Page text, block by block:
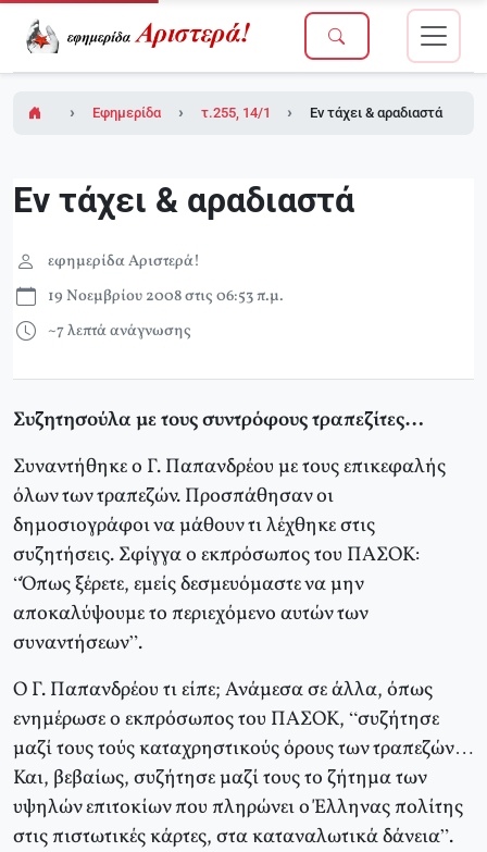
Εφημερίδα Αριστερά!τ.255, 14/11/2008Εν τάχει & αραδιαστά
Εν τάχει & αραδιαστά
εφημερίδα Αριστερά!
19 Νοεμβρίου 2008 στις 06:53 π.μ.
~7 λεπτά ανάγνωσης
Συζητησούλα με τους συντρόφους τραπεζίτες…
Συναντήθηκε ο Γ. Παπανδρέου με τους επικεφαλής
όλων των τραπεζών. Προσπάθησαν οι
δημοσιογράφοι να μάθουν τι λέχθηκε στις
συζητήσεις. Σφίγγα ο εκπρόσωπος του ΠΑΣΟΚ:
“Όπως ξέρετε, εμείς δεσμευόμαστε να μην
αποκαλύψουμε το περιεχόμενο αυτών των
συναντήσεων”.
Ο Γ. Παπανδρέου τι είπε; Ανάμεσα σε άλλα, όπως
ενημέρωσε ο εκπρόσωπος του ΠΑΣΟΚ, “συζήτησε
μαζί τους τούς καταχρηστικούς όρους των τραπεζών…
Και, βεβαίως, συζήτησε μαζί τους το ζήτημα των
υψηλών επιτοκίων που πληρώνει ο Έλληνας πολίτης
στις πιστωτικές κάρτες, στα καταναλωτικά δάνεια”.